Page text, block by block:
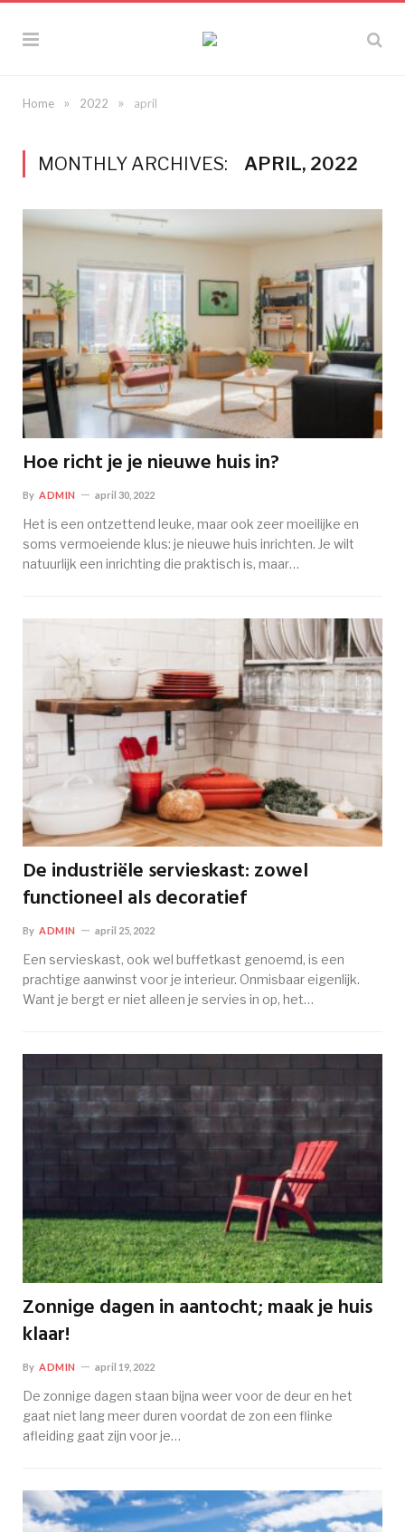
Home » 2022 » april
MONTHLY ARCHIVES: APRIL, 2022
Hoe richt je je nieuwe huis in?
By ADMIN april 30, 2022
Het is een ontzettend leuke, maar ook zeer moeilijke en
soms vermoeiende klus: je nieuwe huis inrichten. Je wilt
natuurlijk een inrichting die praktisch is, maar…
De industriële servieskast: zowel
functioneel als decoratief
By ADMIN april 25, 2022
Een servieskast, ook wel buffetkast genoemd, is een
prachtige aanwinst voor je interieur. Onmisbaar eigenlijk.
Want je bergt er niet alleen je servies in op, het…
Zonnige dagen in aantocht; maak je huis
klaar!
By ADMIN april 19, 2022
De zonnige dagen staan bijna weer voor de deur en het
gaat niet lang meer duren voordat de zon een flinke
afleiding gaat zijn voor je…